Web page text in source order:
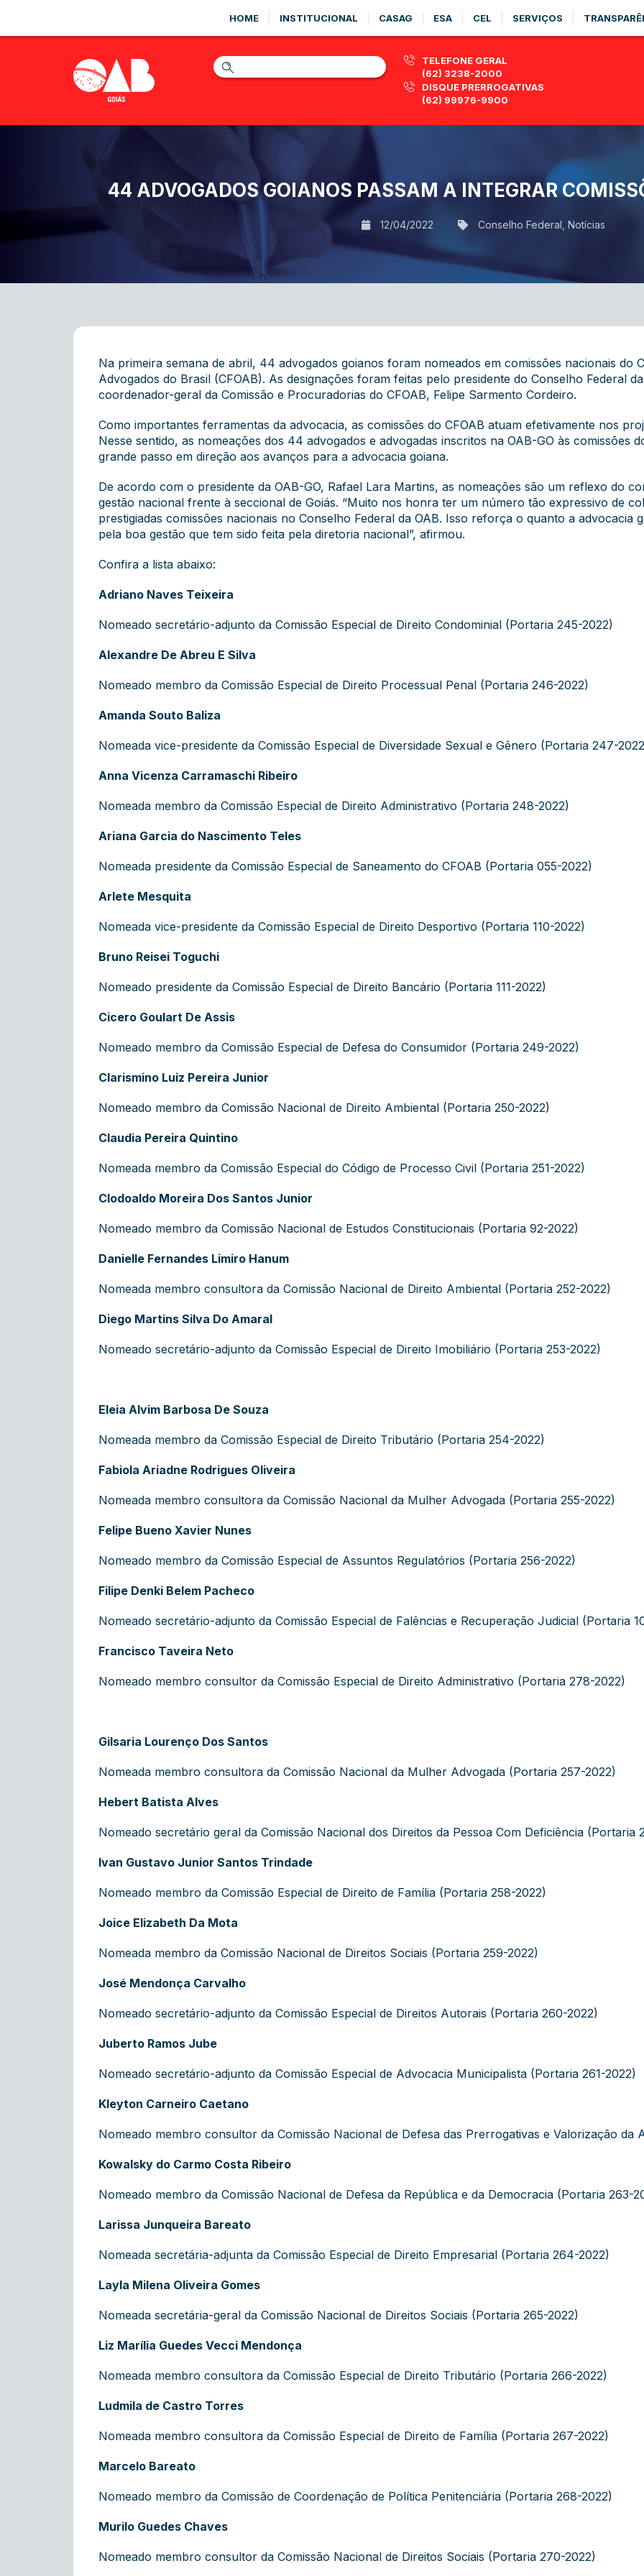
HOME INSTITUCIONAL CASAG ESA CEL SERVIÇOS
TELEFONE GERAL
(62) 3238-2000
DISQUE PRERROGATIVAS
(62) 99976-9900
44 ADVOGADOS GOIANOS PASSAM A INTEGRAR
12/04/2022 Conselho Federal Notícias
Na primeira semana de abril, 44 advogados goianos foram nomeados em comissões nacionais do
Advogados do Brasil (CFOAB). As designações foram feitas pelo presidente do Conselho Federal
coordenador-geral da Comissão e Procuradorias do CFOAB, Felipe Sarmento Cordeiro.
Como importantes ferramentas da advocacia, as comissões do CFOAB atuam efetivamente nos
Nesse sentido, as nomeações dos 44 advogados e advogadas inscritos na OAB-GO às comissões
grande passo em direção aos avanços para a advocacia goiana.
De acordo com o presidente da OAB-GO, Rafael Lara Martins, as nomeações são um reflexo do
gestão nacional frente à seccional de Goiás. “Muito nos honra ter um número tão expressivo de
prestigiadas comissões nacionais no Conselho Federal da OAB. Isso reforça o quanto a advocacia
pela boa gestão que tem sido feita pela diretoria nacional”, afirmou.
Confira a lista abaixo:
Adriano Naves Teixeira
Nomeado secretário-adjunto da Comissão Especial de Direito Condominial (Portaria 245-2022)
Alexandre De Abreu E Silva
Nomeado membro da Comissão Especial de Direito Processual Penal (Portaria 246-2022)
Amanda Souto Baliza
Nomeada vice-presidente da Comissão Especial de Diversidade Sexual e Gênero (Portaria 247-
Anna Vicenza Carramaschi Ribeiro
Nomeada membro da Comissão Especial de Direito Administrativo (Portaria 248-2022)
Ariana Garcia do Nascimento Teles
Nomeada presidente da Comissão Especial de Saneamento do CFOAB (Portaria 055-2022)
Arlete Mesquita
Nomeada vice-presidente da Comissão Especial de Direito Desportivo (Portaria 110-2022)
Bruno Reisei Toguchi
Nomeado presidente da Comissão Especial de Direito Bancário (Portaria 111-2022)
Cicero Goulart De Assis
Nomeado membro da Comissão Especial de Defesa do Consumidor (Portaria 249-2022)
Clarismino Luiz Pereira Junior
Nomeado membro da Comissão Nacional de Direito Ambiental (Portaria 250-2022)
Claudia Pereira Quintino
Nomeada membro da Comissão Especial do Código de Processo Civil (Portaria 251-2022)
Clodoaldo Moreira Dos Santos Junior
Nomeado membro da Comissão Nacional de Estudos Constitucionais (Portaria 92-2022)
Danielle Fernandes Limiro Hanum
Nomeada membro consultora da Comissão Nacional de Direito Ambiental (Portaria 252-2022)
Diego Martins Silva Do Amaral
Nomeado secretário-adjunto da Comissão Especial de Direito Imobiliário (Portaria 253-2022)
Eleia Alvim Barbosa De Souza
Nomeada membro da Comissão Especial de Direito Tributário (Portaria 254-2022)
Fabiola Ariadne Rodrigues Oliveira
Nomeada membro consultora da Comissão Nacional da Mulher Advogada (Portaria 255-2022)
Felipe Bueno Xavier Nunes
Nomeado membro da Comissão Especial de Assuntos Regulatórios (Portaria 256-2022)
Filipe Denki Belem Pacheco
Nomeado secretário-adjunto da Comissão Especial de Falências e Recuperação Judicial (Portaria
Francisco Taveira Neto
Nomeado membro consultor da Comissão Especial de Direito Administrativo (Portaria 278-2022)
Gilsaria Lourenço Dos Santos
Nomeada membro consultora da Comissão Nacional da Mulher Advogada (Portaria 257-2022)
Hebert Batista Alves
Nomeado secretário geral da Comissão Nacional dos Direitos da Pessoa Com Deficiência (Portaria
Ivan Gustavo Junior Santos Trindade
Nomeado membro da Comissão Especial de Direito de Família (Portaria 258-2022)
Joice Elizabeth Da Mota
Nomeada membro da Comissão Nacional de Direitos Sociais (Portaria 259-2022)
José Mendonça Carvalho
Nomeado secretário-adjunto da Comissão Especial de Direitos Autorais (Portaria 260-2022)
Juberto Ramos Jube
Nomeado secretário-adjunto da Comissão Especial de Advocacia Municipalista (Portaria 261-2022)
Kleyton Carneiro Caetano
Nomeado membro consultor da Comissão Nacional de Defesa das Prerrogativas e Valorização da
Kowalsky do Carmo Costa Ribeiro
Nomeado membro da Comissão Nacional de Defesa da República e da Democracia (Portaria 263-
Larissa Junqueira Bareato
Nomeada secretária-adjunta da Comissão Especial de Direito Empresarial (Portaria 264-2022)
Layla Milena Oliveira Gomes
Nomeada secretária-geral da Comissão Nacional de Direitos Sociais (Portaria 265-2022)
Liz Marília Guedes Vecci Mendonça
Nomeada membro consultora da Comissão Especial de Direito Tributário (Portaria 266-2022)
Ludmila de Castro Torres
Nomeada membro consultora da Comissão Especial de Direito de Família (Portaria 267-2022)
Marcelo Bareato
Nomeado membro da Comissão de Coordenação de Política Penitenciária (Portaria 268-2022)
Murilo Guedes Chaves
Nomeado membro consultor da Comissão Nacional de Direitos Sociais (Portaria 270-2022)